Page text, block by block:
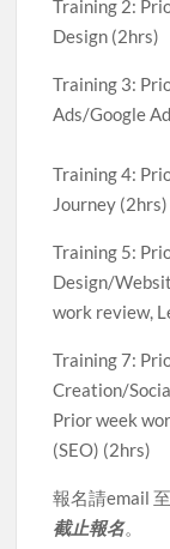
Training 2:
Design (2hrs)
Training 3:
Ads/Google
Training 4:
Journey (2hrs)
Training 5:
Design/
work review,
Training 7:
Creation/
Prior week
(SEO) (2hrs)
報名請email
截止報名。